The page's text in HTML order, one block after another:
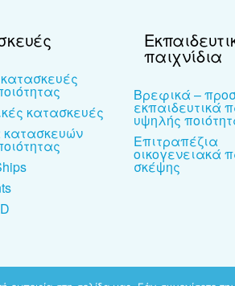
κατασκευές
κατασκευών
παιχνίδια
Βρεφικά –
εκπαιδευτικά
υψηλής
Επιτραπέζια
οικογενειακά
σκέψης